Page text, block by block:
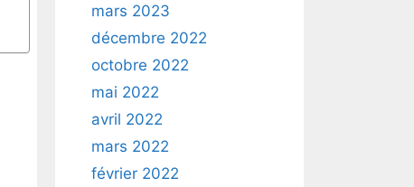
mars 2023
décembre 2022
octobre 2022
mai 2022
avril 2022
mars 2022
février 2022